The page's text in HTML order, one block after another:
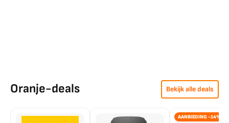
Oranje-deals Bekijk alle deals
AANBIEDING -14%